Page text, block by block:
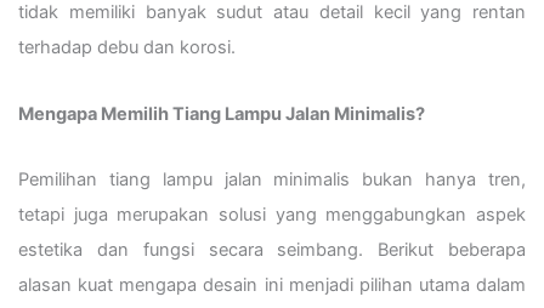
tidak memiliki banyak sudut atau detail kecil yang rentan
terhadap debu dan korosi.
Mengapa Memilih Tiang Lampu Jalan Minimalis?
Pemilihan tiang lampu jalan minimalis bukan hanya tren,
tetapi juga merupakan solusi yang menggabungkan aspek
estetika dan fungsi secara seimbang. Berikut beberapa
alasan kuat mengapa desain ini menjadi pilihan utama dalam